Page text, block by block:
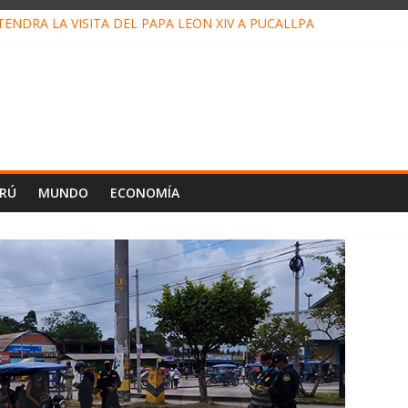
LA VISITA DEL PAPA LEÓN XIV A PUCALLPA
MUNDO ECONOMÍA